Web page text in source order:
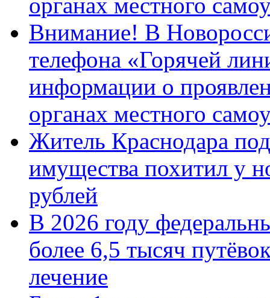
органах местного
Внимание! В
телефона «Горячей
информации о
органах местного
Житель Краснодара
имущества похитил у
рублей
В 2026 году
более 6,5 тысяч
лечение